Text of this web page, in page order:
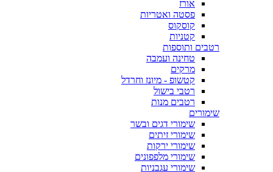
אורז
פסטה ואטריות
קוסקוס
קטניות
רטבים ותוספות
טחינה ועמבה
מרקים
קטשופ - מיונז וחרדל
רטבי בישול
רטבים מנות
שימורים
שימורי דגים ובשר
שימורי זיתים
שימורי ירקות
שימורי מלפפונים
שימורי עגבניות